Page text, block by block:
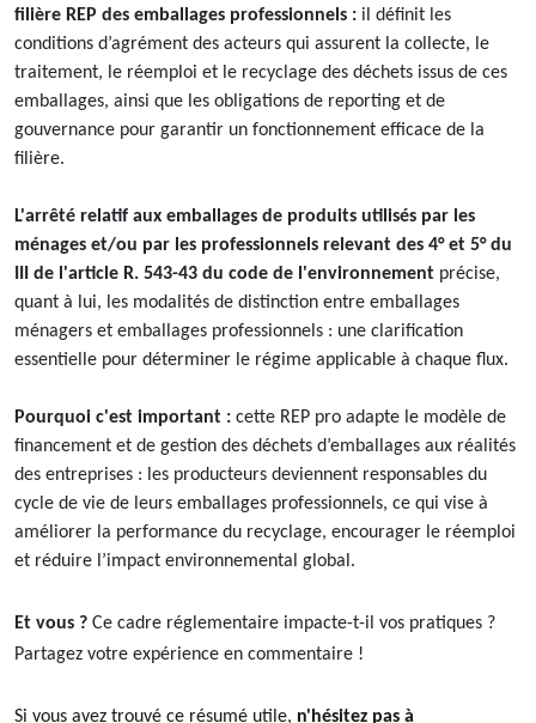
filière REP des emballages professionnels : il définit les
conditions d’agrément des acteurs qui assurent la collecte, le
traitement, le réemploi et le recyclage des déchets issus de ces
emballages, ainsi que les obligations de reporting et de
gouvernance pour garantir un fonctionnement efficace de la
filière.
L'arrêté relatif aux emballages de produits utilisés par les
ménages et/ou par les professionnels relevant des 4° et 5° du
III de l'article R. 543-43 du code de l'environnement précise,
quant à lui, les modalités de distinction entre emballages
ménagers et emballages professionnels : une clarification
essentielle pour déterminer le régime applicable à chaque flux.
Pourquoi c'est important : cette REP pro adapte le modèle de
financement et de gestion des déchets d’emballages aux réalités
des entreprises : les producteurs deviennent responsables du
cycle de vie de leurs emballages professionnels, ce qui vise à
améliorer la performance du recyclage, encourager le réemploi
et réduire l’impact environnemental global.
Et vous ? Ce cadre réglementaire impacte-t-il vos pratiques ?
Partagez votre expérience en commentaire !
Si vous avez trouvé ce résumé utile, n'hésitez pas à